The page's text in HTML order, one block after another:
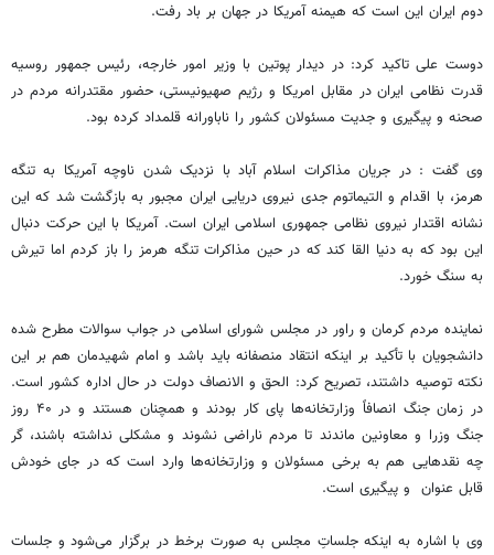
دوم ایران این است که هیمنه آمریکا در جهان بر باد رفت.
دوست علی تاکید کرد: در دیدار پوتین با وزیر امور خارجه، رئیس جمهور روسیه
قدرت نظامی ایران در مقابل امریکا و رژیم صهیونیستی، حضور مقتدرانه مردم در
صحنه و پیگیری و جدیت مسئولان کشور را ناباورانه قلمداد کرده بود.
وی گفت : در جریان مذاکرات اسلام آباد با نزدیک شدن ناوچه آمریکا به تنگه
هرمز، با اقدام‌ و التیماتوم‌ جدی نیروی دریایی ایران مجبور به بازگشت شد که این
نشانه اقتدار نیروی نظامی جمهوری اسلامی ایران است. آمریکا با این حرکت دنبال
این بود که به دنیا القا کند که در حین مذاکرات تنگه هرمز را باز کردم اما تیرش
به سنگ خورد.
نماینده مردم کرمان و راور در مجلس شورای اسلامی در جواب سوالات مطرح شده
دانشجویان با تأکید بر اینکه انتقاد منصفانه باید باشد و امام شهیدمان هم بر این
نکته توصیه داشتند، تصریح کرد: الحق و الانصاف دولت در حال اداره کشور است.
در زمان جنگ انصافاً وزارتخانه‌ها پای کار بودند و همچنان هستند و در ۴۰ روز
جنگ وزرا و معاونین ماندند تا مردم ناراضی نشوند و مشکلی نداشته باشند، گر
چه نقدهایی هم‌ به برخی مسئولان و وزارتخانه‌ها وارد است که در جای خودش
قابل عنوان و پیگیری است.
وی با اشاره به اینکه جلساتِ مجلس به صورت برخط در برگزار می‌شود و جلسات